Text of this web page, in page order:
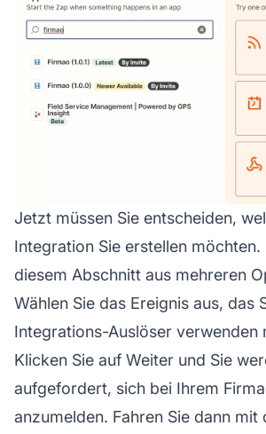
Jetzt müssen Sie entscheiden,
Integration Sie erstellen möchten.
diesem Abschnitt aus mehreren
Wählen Sie das Ereignis aus, das
Integrations-Auslöser verwenden
Klicken Sie auf Weiter und Sie
aufgefordert, sich bei Ihrem
anzumelden. Fahren Sie dann mit